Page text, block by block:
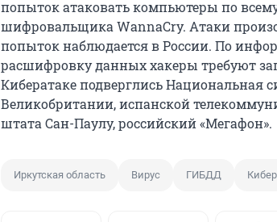
попыток атаковать компьютеры по
шифровальщика WannaCry. Атаки
попыток наблюдается в России. По
расшифровку данных хакеры требуют
Кибератаке подверглись Национальная
Великобритании, испанской
штата Сан-Паулу, российский «Мегафон».
Иркутская область Вирус ГИБДД